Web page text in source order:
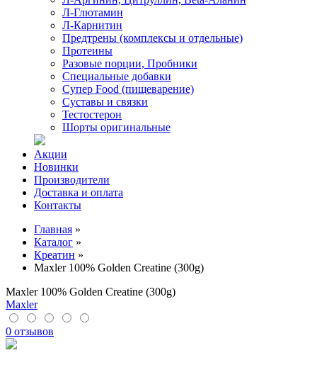
Л-Глютамин
Л-Карнитин
Предтрены (комплексы и отдельные)
Протеины
Разовые порции, Пробники
Специальные добавки
Супер Food (пищеварение)
Суставы и связки
Тестостерон
Шорты оригинальные
Акции
Новинки
Производители
Доставка и оплата
Контакты
Главная »
Каталог »
Креатин »
Maxler 100% Golden Creatine (300g)
Maxler 100% Golden Creatine (300g)
Maxler
0 отзывов